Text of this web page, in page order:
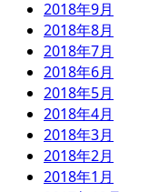
2018年9月
2018年8月
2018年7月
2018年6月
2018年5月
2018年4月
2018年3月
2018年2月
2018年1月